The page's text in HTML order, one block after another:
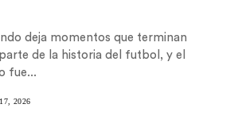
deja momentos que terminan
de la historia del futbol, y el
fue...
2026